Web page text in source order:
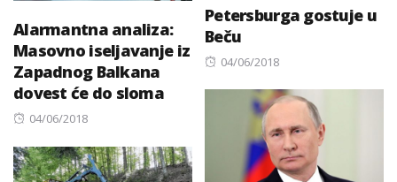
Petersburga gostuje u
Beču
Posted
04/06/2018
Alarmantna analiza:
Masovno iseljavanje iz
Zapadnog Balkana
dovest će do sloma
Posted
04/06/2018